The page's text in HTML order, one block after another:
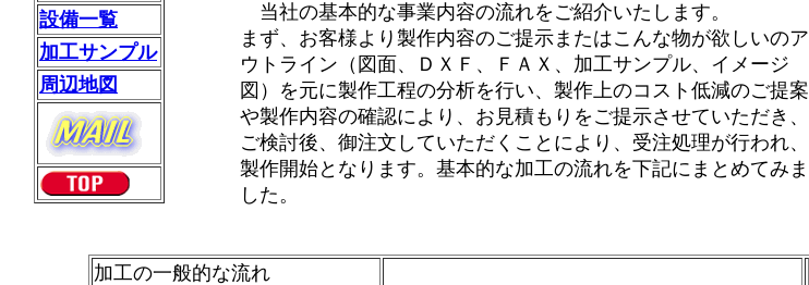
当社の基本的な事業内容の流れをご紹介いたします。
まず、お客様より製作内容のご提示またはこんな物が欲しいのア
ウトライン（図面、ＤＸＦ、ＦＡＸ、加工サンプル、イメージ
図）を元に製作工程の分析を行い、製作上のコスト低減のご提案
や製作内容の確認により、お見積もりをご提示させていただき、
ご検討後、御注文していただくことにより、受注処理が行われ、
製作開始となります。基本的な加工の流れを下記にまとめてみま
した。
加工の一般的な流れ
設備一覧
加工サンプル
周辺地図